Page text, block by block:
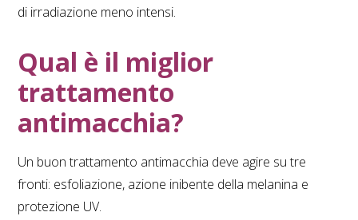
di irradiazione meno intensi.
Qual è il miglior
trattamento
antimacchia?
Un buon trattamento antimacchia deve agire su tre
fronti: esfoliazione, azione inibente della melanina e
protezione UV.